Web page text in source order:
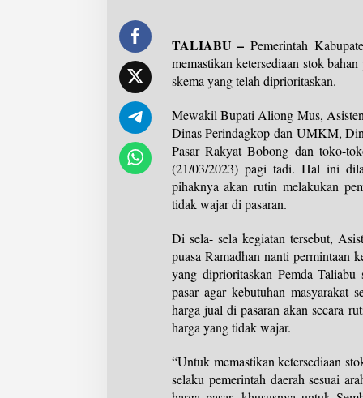
TALIABU –Pemerintah
memastikan ketersediaan stok
skema yang telah diprioritaskan.
Mewakil Bupati Aliong Mus,
Dinas Perindagkop dan UMKM,
Pasar Rakyat Bobong dan toko-
(21/03/2023) pagi tadi. Hal ini
pihaknya akan rutin melakukan
tidak wajar di pasaran.
Di sela- sela kegiatan tersebut,
puasa Ramadhan nanti permintaan
yang diprioritaskan Pemda
pasar agar kebutuhan masyarakat
harga jual di pasaran akan secara
harga yang tidak wajar.
“Untuk memastikan ketersediaan
selaku pemerintah daerah sesuai